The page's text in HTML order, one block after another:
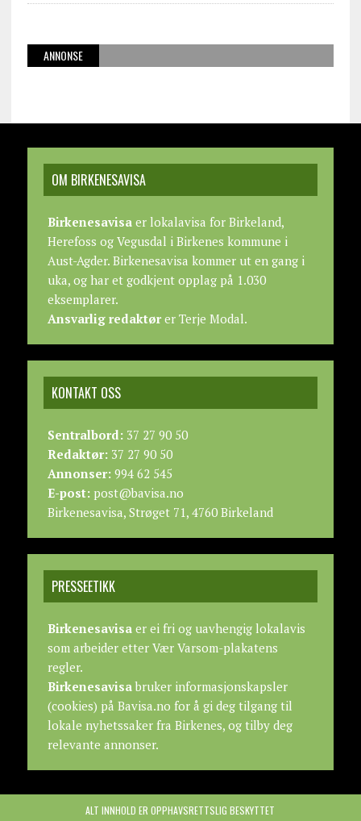
ANNONSE
OM BIRKENESAVISA
Birkenesavisaer lokalavisa for Birkeland,
Herefoss og Vegusdal i Birkenes kommune i
Aust-Agder. Birkenesavisa kommer ut en gang i
uka, og har et godkjent opplag på 1.030
eksemplarer.
Ansvarlig redaktører Terje Modal.
KONTAKT OSS
Sentralbord:37 27 90 50
Redaktør:37 27 90 50
Annonser:994 62 545
E-post:post@bavisa.no
Birkenesavisa, Strøget 71, 4760 Birkeland
PRESSEETIKK
Birkenesavisaer ei fri og uavhengig lokalavis
som arbeider etter Vær Varsom-plakatens
regler.
Birkenesavisabruker informasjonskapsler
(cookies) på Bavisa.no for å gi deg tilgang til
lokale nyhetssaker fra Birkenes, og tilby deg
relevante annonser.
ALT INNHOLD ER OPPHAVSRETTSLIG BESKYTTET